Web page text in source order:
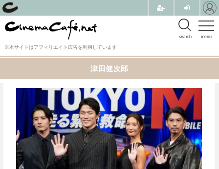
menu
search
※本サイトはアフィリエイト広告を利用しています
津田健次郎